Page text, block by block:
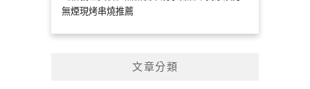
無煙現烤串燒推薦
文章分類